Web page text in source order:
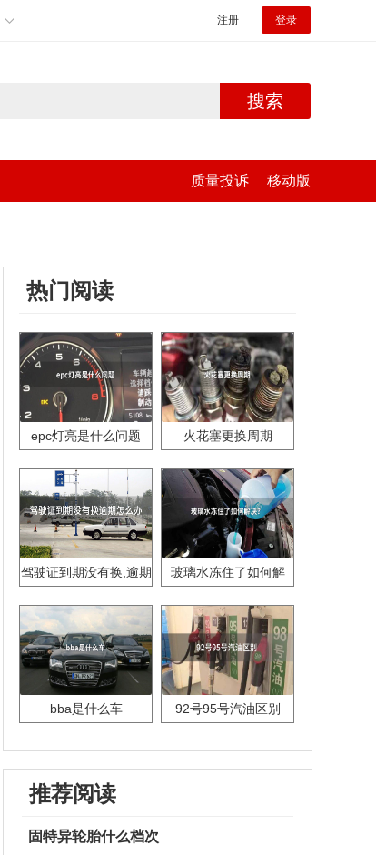
注册 登录
搜索
质量投诉 移动版
热门阅读
epc灯亮是什么问题 火花塞更换周期
驾驶证到期没有换,逾期
玻璃水冻住了如何解
bba是什么车 92号95号汽油区别
推荐阅读
固特异轮胎什么档次